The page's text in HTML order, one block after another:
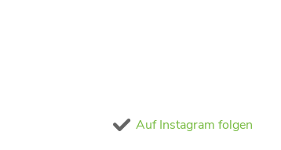
Auf Instagram folgen